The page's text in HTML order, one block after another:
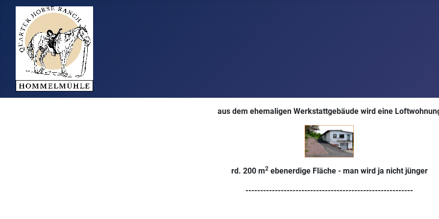
aus dem ehemaligen Werkstattgebäude wird eine
rd. 200 m2ebenerdige Fläche - man wird ja nicht jünger
---------------------------------------------------------